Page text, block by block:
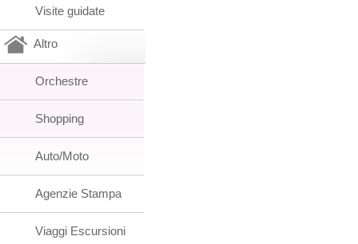
Visite guidate
Altro
Orchestre
Shopping
Auto/Moto
Agenzie Stampa
Viaggi Escursioni